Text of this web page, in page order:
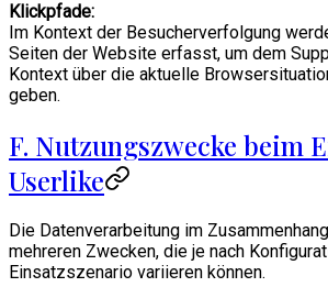
Klickpfade:
Im Kontext der Besucherverfolgung
Seiten der Website erfasst, um dem
Kontext über die aktuelle
geben.
F. Nutzungszwecke beim
Userlike
Die Datenverarbeitung im
mehreren Zwecken, die je nach
Einsatzszenario variieren können.